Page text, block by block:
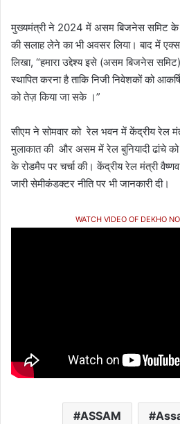
मुख्यमंत्री ने 2024 में असम बिजनेस समिट के
की सलाह लेने का भी अवसर लिया। बाद में एक्स
लिखा, “हमारा उद्देश्य इसे (असम बिजनेस
स्थापित करना है ताकि निजी निवेशकों को
को तेज़ किया जा सके ।”
सीएम ने सोमवार को रेल भवन में केंद्रीय रेल
मुलाकात की और असम में रेल बुनियादी ढांचे
के रोडमैप पर चर्चा की। केंद्रीय रेल मंत्री
जारी सेमीकंडक्टर नीति पर भी जानकारी दी।
WATCH VIDEO OF DEKHO
ASSAM